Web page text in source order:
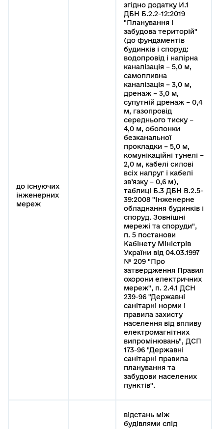
до існуючих
інженерних
мереж
згідно додатку И.1
ДБН Б.2.2-12:2019
"Планування і
забудова територій"
(до фундаментів
будинків і споруд:
водопровід і напірна
каналізація – 5,0 м,
самопливна
каналізація – 3,0 м,
дренаж – 3,0 м,
супутній дренаж – 0,4
м, газопровід
середнього тиску –
4,0 м, оболонки
безканальної
прокладки – 5,0 м,
комунікаційні тунелі –
2,0 м, кабелі силові
всіх напруг і кабелі
зв’язку – 0,6 м),
таблиці Б.3 ДБН В.2.5-
39:2008 "Інженерне
обладнання будинків і
споруд. Зовнішні
мережі та споруди",
п. 5 постанови
Кабінету Міністрів
України від 04.03.1997
№ 209 "Про
затвердження Правил
охорони електричних
мереж", п. 2.4.1 ДСН
239-96 "Державні
санітарні норми і
правила захисту
населення від впливу
електромагнітних
випромінювань", ДСП
173-96 "Державні
санітарні правила
планування та
забудови населених
пунктів".
відстань між
будівлями слід